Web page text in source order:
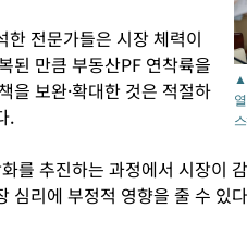
▲
한 전문가들은 시장 체력이
된 만큼 부동산PF 연착륙을
을 보완·확대한 것은 적절하
.
를 추진하는 과정에서 시장이
심리에 부정적 영향을 줄 수 있